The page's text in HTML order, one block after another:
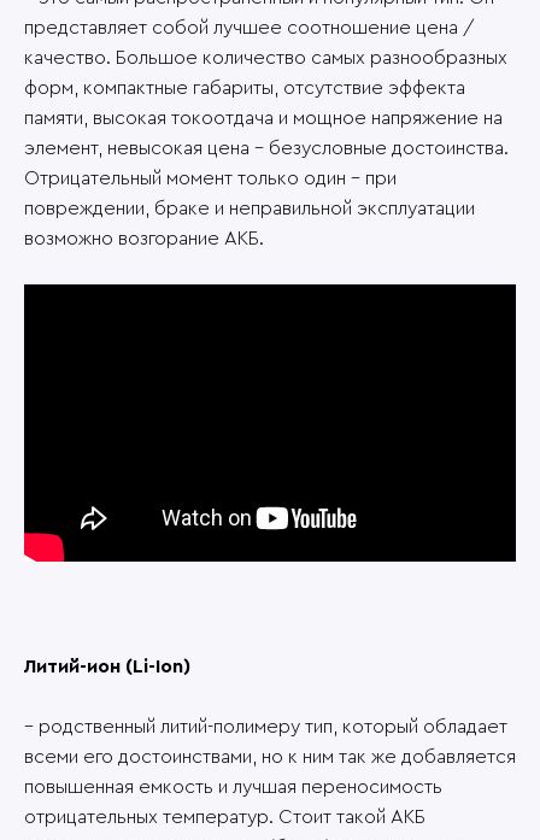
представляет собой лучшее соотношение цена /
качество. Большое количество самых разнообразных
форм, компактные габариты, отсутствие эффекта
памяти, высокая токоотдача и мощное напряжение на
элемент, невысокая цена – безусловные достоинства.
Отрицательный момент только один – при
повреждении, браке и неправильной эксплуатации
возможно возгорание АКБ.
Литий-ион (Li-Ion)
– родственный литий-полимеру тип, который обладает
всеми его достоинствами, но к ним так же добавляется
повышенная емкость и лучшая переносимость
отрицательных температур. Стоит такой АКБ